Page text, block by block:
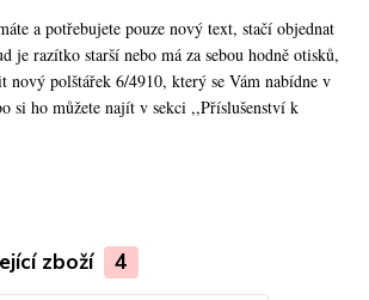
a potřebujete pouze nový text, stačí objednat
je razítko starší nebo má za sebou hodně otisků,
nový polštářek 6/4910, který se Vám nabídne v
si ho můžete najít v sekci ,,Příslušenství k
zboží 4